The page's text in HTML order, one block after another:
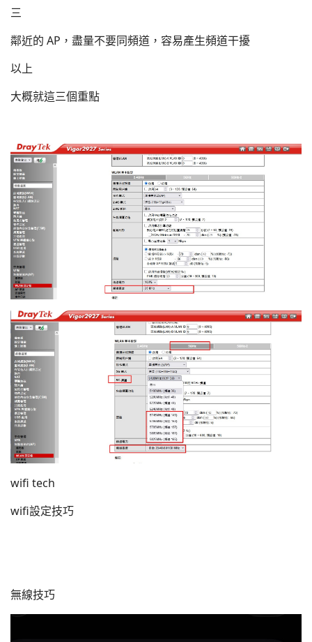
三
鄰近的 AP，盡量不要同頻道，容易產生頻道干擾
以上
大概就這三個重點
wifi tech
wifi設定技巧
無線技巧